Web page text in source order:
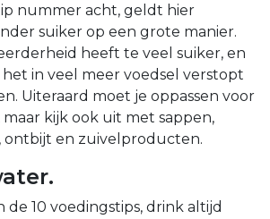
nummer acht, geldt hier
suiker op een grote manier.
heeft te veel suiker, en
in veel meer voedsel verstopt
Uiteraard moet je oppassen voor
kijk ook uit met sappen,
ontbijt en zuivelproducten.
de 10 voedingstips, drink altijd